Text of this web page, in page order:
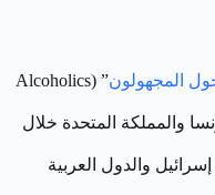
المجهولون
” (Alcoholics
والمملكة المتحدة خلال
إسرائيل والدول العربية